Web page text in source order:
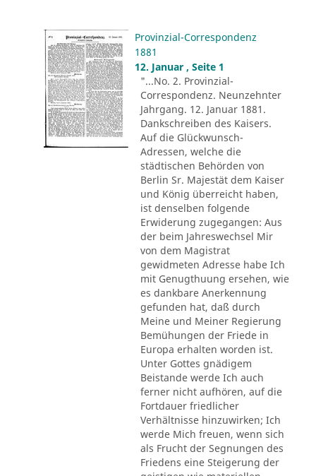
Provinzial-Correspondenz
1881
12. Januar , Seite 1
"...No. 2. Provinzial-
Correspondenz. Neunzehnter
Jahrgang. 12. Januar 1881.
Dankschreiben des Kaisers.
Auf die Glückwunsch-
Adressen, welche die
städtischen Behörden von
Berlin Sr. Majestät dem Kaiser
und König überreicht haben,
ist denselben folgende
Erwiderung zugegangen: Aus
der beim Jahreswechsel Mir
von dem Magistrat
gewidmeten Adresse habe Ich
mit Genugthuung ersehen, wie
es dankbare Anerkennung
gefunden hat, daß durch
Meine und Meiner Regierung
Bemühungen der Friede in
Europa erhalten worden ist.
Unter Gottes gnädigem
Beistande werde Ich auch
ferner nicht aufhören, auf die
Fortdauer friedlicher
Verhältnisse hinzuwirken; Ich
werde Mich freuen, wenn sich
als Frucht der Segnungen des
Friedens eine Steigerung der